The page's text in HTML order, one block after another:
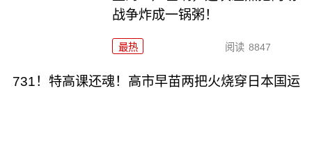
战争炸成一锅粥！
最热 阅读 8847
731！特高课还魂！高市早苗两把火烧穿日本国运